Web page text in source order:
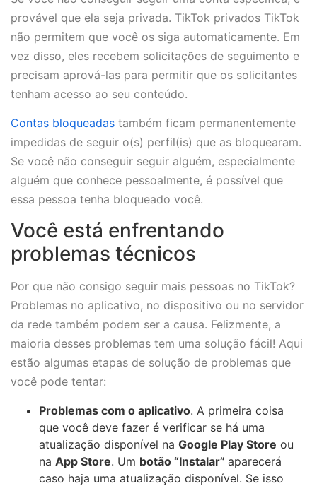
provável que ela seja privada. TikTok privados TikTok
não permitem que você os siga automaticamente. Em
vez disso, eles recebem solicitações de seguimento e
precisam aprová-las para permitir que os solicitantes
tenham acesso ao seu conteúdo.
Contas bloqueadas também ficam permanentemente
impedidas de seguir o(s) perfil(is) que as bloquearam.
Se você não conseguir seguir alguém, especialmente
alguém que conhece pessoalmente, é possível que
essa pessoa tenha bloqueado você.
Você está enfrentando
problemas técnicos
Por que não consigo seguir mais pessoas no TikTok?
Problemas no aplicativo, no dispositivo ou no servidor
da rede também podem ser a causa. Felizmente, a
maioria desses problemas tem uma solução fácil! Aqui
estão algumas etapas de solução de problemas que
você pode tentar:
Problemas com o aplicativo. A primeira coisa
que você deve fazer é verificar se há uma
atualização disponível na Google Play Store ou
na App Store. Um botão “Instalar” aparecerá
caso haja uma atualização disponível. Se isso